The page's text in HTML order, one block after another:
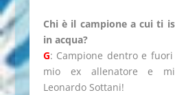
Chi è il campione a cui ti
in acqua?
G: Campione dentro e fuori
mio ex allenatore e
Leonardo Sottani!